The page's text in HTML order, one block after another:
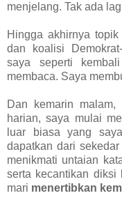
menjelang. Tak ada
Hingga akhirnya
dan koalisi
saya seperti
membaca. Saya
Dan kemarin
harian, saya mulai
luar biasa yang
dapatkan dari
menikmati untaian
serta kecantikan diksi
mari menertibkan